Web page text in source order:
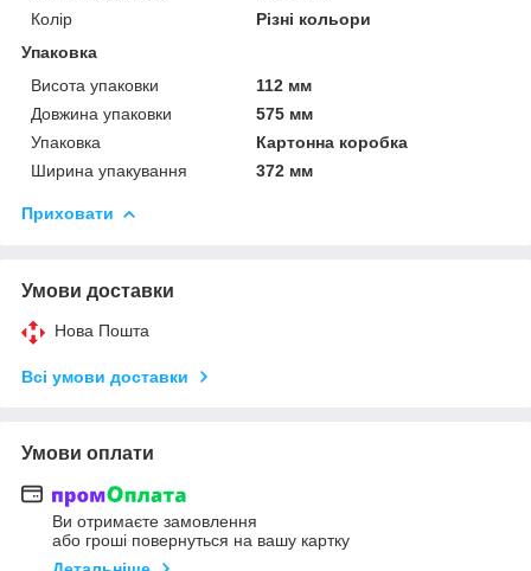
Колір
Різні кольори
Упаковка
Висота упаковки
112 мм
Довжина упаковки
575 мм
Упаковка
Картонна коробка
Ширина упакування
372 мм
Приховати
Умови доставки
Нова Пошта
Всі умови доставки
Умови оплати
Ви отримаєте замовлення
або гроші повернуться на вашу картку